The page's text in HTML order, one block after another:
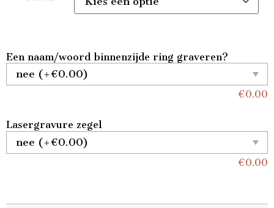
Een naam/woord binnenzijde ring graveren?
€0.00
Lasergravure zegel
€0.00